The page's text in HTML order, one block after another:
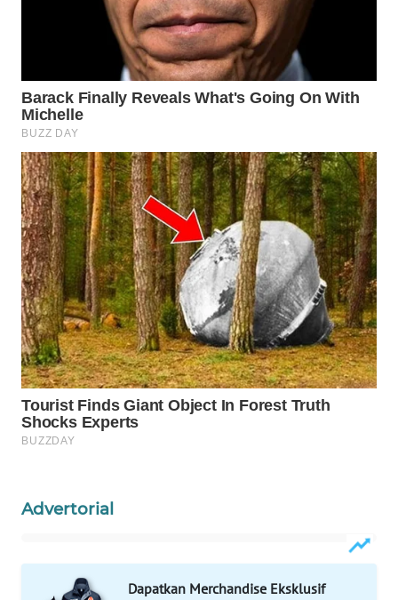
Advertorial
Dapatkan Merchandise Eksklusif
WN
MANDALIKA
WN
LIKUPANG
WN
LABUANBAJO
WN
BORNEO
Wahana
Media
Group
WAHANA
NEWS
TANI
WAHANA
ADVOKAT